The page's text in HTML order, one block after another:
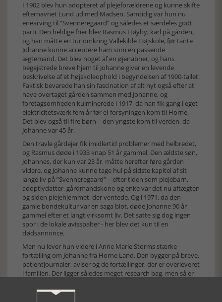
I 1902 blev hun adopteret af plejeforældrene og kunne skifte
efternavnet Lund ud med Madsen. Samtidig var hun nu
enearving til ”Svenneregaard” og således et særdeles godt
parti. Den heldige frier blev Rasmus Høyby, karl på gården,
og han måtte en tur omkring Vallekilde Højskole, før tante
Johanne kunne acceptere ham som en passende
ægtemand. Det blev noget af en øjenåbner, og hans
begejstrede breve hjem til Johanne giver en levende
beskrivelse af et højskoleophold i begyndelsen af 1900-tallet.
Faktisk bevarede han sin fascination af alt nyt også efter at
have overtaget gården sammen med Johanne, og
foretagsomheden kulminerede i 1917, da han fik gang i eget
elektricitetsværk fem år før el-forsyningen kom til Horne.
Det blev også til fire børn – den yngste kom til verden, da
Johanne var 45 år.
Den travle gårdejer fik imidlertid problemer med helbredet,
og Rasmus døde i 1933 knap 51 år gammel. Den ældste søn,
Johannes, der kun var 23 år, måtte herefter føre gården
videre, og Johanne kunne tage hul på sidste kapitel af sit
lange liv på ”Svenneregaard” – efter tiden som plejebarn,
adoptivdatter, gårdmandskone og enke var det nu aftægten
og siden plejehjemmet, der ventede. Og i 1971, da den
gamle bondekultur var en saga blot, døde Johanne 90 år
gammel efter et langt virksomt liv. Det satte sig dog ingen
spor i de lokale avisspalter - her blev det kun til en
dødsannonce.
Men nu lever hun videre i Anne Marie Storms stærke
fortælling om Johanne fra Horne Land. Den bygger på breve,
patientjournaler, aviser og de fortællinger, der er overleveret
i familien. Der ligger således meget research bag, men så er
for et spændende persongalleri, hverdag og fest på landet